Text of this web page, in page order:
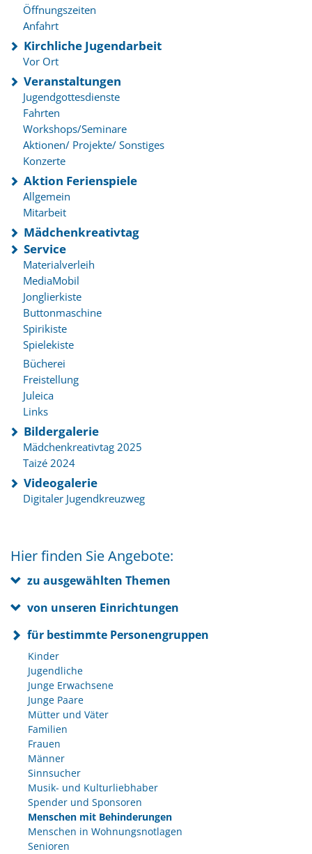
Öffnungszeiten
Anfahrt
Kirchliche Jugendarbeit
Vor Ort
Veranstaltungen
Jugendgottesdienste
Fahrten
Workshops/Seminare
Aktionen/ Projekte/ Sonstiges
Konzerte
Aktion Ferienspiele
Allgemein
Mitarbeit
Mädchenkreativtag
Service
Materialverleih
MediaMobil
Jonglierkiste
Buttonmaschine
Spirikiste
Spielekiste
Bücherei
Freistellung
Juleica
Links
Bildergalerie
Mädchenkreativtag 2025
Taizé 2024
Videogalerie
Digitaler Jugendkreuzweg
Hier finden Sie Angebote:
zu ausgewählten Themen
von unseren Einrichtungen
für bestimmte Personengruppen
Kinder
Jugendliche
Junge Erwachsene
Junge Paare
Mütter und Väter
Familien
Frauen
Männer
Sinnsucher
Musik- und Kulturliebhaber
Spender und Sponsoren
Menschen mit Behinderungen
Menschen in Wohnungsnotlagen
Senioren